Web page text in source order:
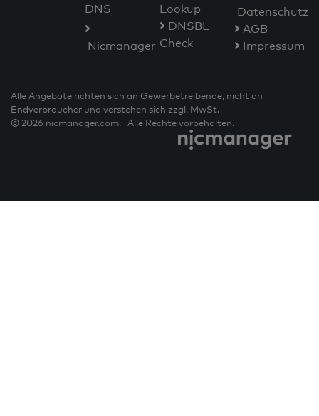
DNS
Nicmanager
Lookup
DNSBL
Check
Datenschutz
AGB
Impressum
Alle Angebote richten sich an Gewerbetreibende, nicht an
Endverbraucher und verstehen sich zzgl. MwSt.
© 2026 nicmanager.com. Alle Rechte vorbehalten.